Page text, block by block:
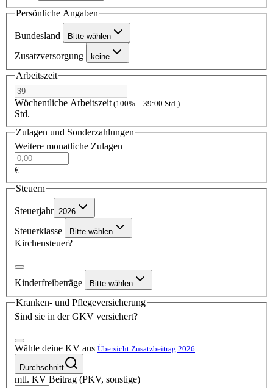
Persönliche Angaben
Bundesland Bitte wählen
Zusatzversorgung keine
Arbeitszeit
Wöchentliche Arbeitszeit (100% = 39:00 Std.)
Std.
Zulagen und Sonderzahlungen
Weitere monatliche Zulagen
€
Steuern
Steuerjahr 2026
Steuerklasse Bitte wählen
Kirchensteuer?
Kinderfreibeträge Bitte wählen
Kranken- und Pflegeversicherung
Sind sie in der GKV versichert?
Wähle deine KV aus Übersicht Zusatzbeitrag 2026
Durchschnitt
mtl. KV Beitrag (PKV, sonstige)